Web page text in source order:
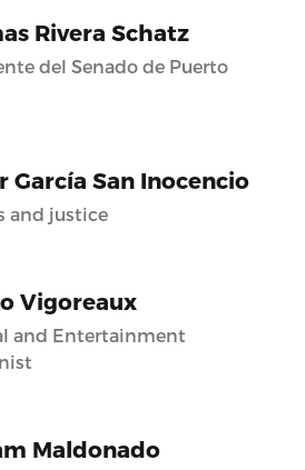
Rivera Schatz
del Senado de Puerto
García San Inocencio
and justice
Vigoreaux
and Entertainment
Maldonado